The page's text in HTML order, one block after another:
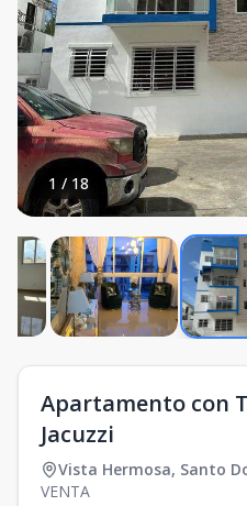
1 / 18
Apartamento con
Jacuzzi
Vista Hermosa, Santo
VENTA